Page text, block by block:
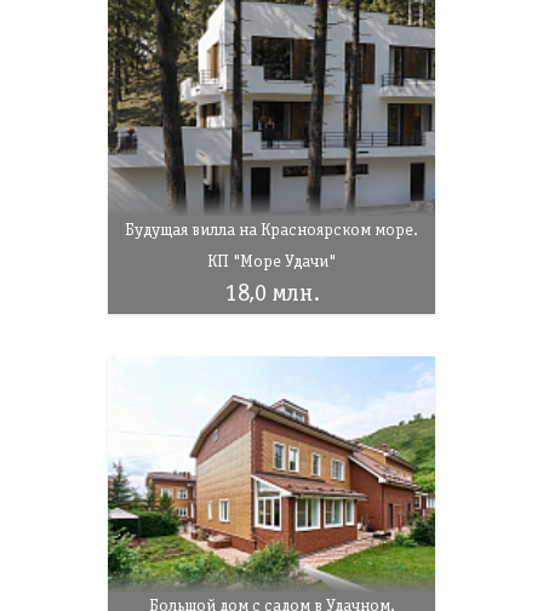
Будущая вилла на Красноярском море.
КП "Море Удачи"
18,0 млн.
Большой дом с садом в Удачном.